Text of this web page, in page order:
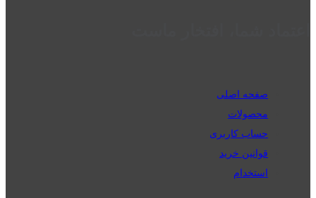
صفحه اصلی
محصولات
حساب کاربری
قوانین خرید
استخدام